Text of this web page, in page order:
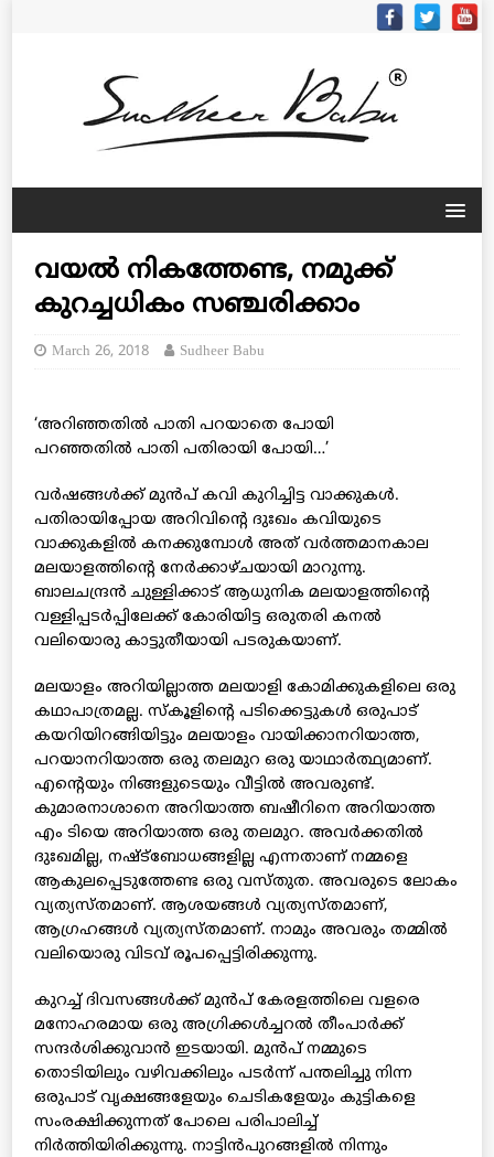
വയല്‍ നികത്തേണ്ട, നമുക്ക്
കുറച്ചധികം സഞ്ചരിക്കാം
March 26, 2018 Sudheer Babu
‘അറിഞ്ഞതില്‍ പാതി പറയാതെ പോയി
പറഞ്ഞതില്‍ പാതി പതിരായി പോയി…’
വര്‍ഷങ്ങള്‍ക്ക് മുന്‍പ് കവി കുറിച്ചിട്ട വാക്കുകള്‍.
പതിരായിപ്പോയ അറിവിന്റെ ദുഃഖം കവിയുടെ
വാക്കുകളില്‍ കനക്കുമ്പോള്‍ അത് വര്‍ത്തമാനകാല
മലയാളത്തിന്റെ നേര്‍ക്കാഴ്ചയായി മാറുന്നു.
ബാലചന്ദ്രന്‍ ചുള്ളിക്കാട് ആധുനിക മലയാളത്തിന്റെ
വള്ളിപ്പടര്‍പ്പിലേക്ക് കോരിയിട്ട ഒരുതരി കനല്‍
വലിയൊരു കാട്ടുതീയായി പടരുകയാണ്.
മലയാളം അറിയില്ലാത്ത മലയാളി കോമിക്കുകളിലെ ഒരു
കഥാപാത്രമല്ല. സ്‌കൂളിന്റെ പടിക്കെട്ടുകള്‍ ഒരുപാട്
കയറിയിറങ്ങിയിട്ടും മലയാളം വായിക്കാനറിയാത്ത,
പറയാനറിയാത്ത ഒരു തലമുറ ഒരു യാഥാര്‍ത്ഥ്യമാണ്.
എന്റെയും നിങ്ങളുടെയും വീട്ടില്‍ അവരുണ്ട്.
കുമാരനാശാനെ അറിയാത്ത ബഷീറിനെ അറിയാത്ത
എം ടിയെ അറിയാത്ത ഒരു തലമുറ. അവര്‍ക്കതില്‍
ദുഃഖമില്ല, നഷ്ട്‌ബോധങ്ങളില്ല എന്നതാണ് നമ്മളെ
ആകുലപ്പെടുത്തേണ്ട ഒരു വസ്തുത. അവരുടെ ലോകം
വ്യത്യസ്തമാണ്. ആശയങ്ങള്‍ വ്യത്യസ്തമാണ്,
ആഗ്രഹങ്ങള്‍ വ്യത്യസ്തമാണ്. നാമും അവരും തമ്മില്‍
വലിയൊരു വിടവ് രൂപപ്പെട്ടിരിക്കുന്നു.
കുറച്ച് ദിവസങ്ങള്‍ക്ക് മുന്‍പ് കേരളത്തിലെ വളരെ
മനോഹരമായ ഒരു അഗ്രിക്കള്‍ച്ചറല്‍ തീംപാര്‍ക്ക്
സന്ദര്‍ശിക്കുവാന്‍ ഇടയായി. മുന്‍പ് നമ്മുടെ
തൊടിയിലും വഴിവക്കിലും പടര്‍ന്ന് പന്തലിച്ചു നിന്ന
ഒരുപാട് വൃക്ഷങ്ങളേയും ചെടികളേയും കുട്ടികളെ
സംരക്ഷിക്കുന്നത് പോലെ പരിപാലിച്ച്
നിര്‍ത്തിയിരിക്കുന്നു. നാട്ടിന്‍പുറങ്ങളില്‍ നിന്നും